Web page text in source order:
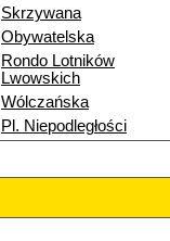
Skrzywana
Obywatelska
Rondo Lotników
Lwowskich
Wólczańska
Pl. Niepodległości